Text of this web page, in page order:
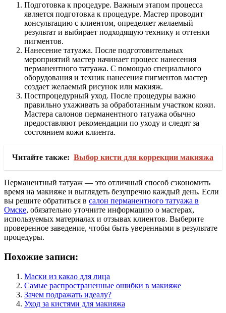
Подготовка к процедуре. Важным этапом процесса
является подготовка к процедуре. Мастер проводит
консультацию с клиентом, определяет желаемый
результат и выбирает подходящую технику и оттенки
пигментов.
Нанесение татуажа. После подготовительных
мероприятий мастер начинает процесс нанесения
перманентного татуажа. С помощью специального
оборудования и техник нанесения пигментов мастер
создает желаемый рисунок или макияж.
Постпроцедурный уход. После процедуры важно
правильно ухаживать за обработанным участком кожи.
Мастера салонов перманентного татуажа обычно
предоставляют рекомендации по уходу и следят за
состоянием кожи клиента.
Читайте также: Выбор кисти для коррекции макияжа
Перманентный татуаж — это отличный способ сэкономить
время на макияже и выглядеть безупречно каждый день. Если
вы решите обратиться в салон перманентного татуажа в
Омске, обязательно уточните информацию о мастерах,
используемых материалах и отзывах клиентов. Выберите
проверенное заведение, чтобы быть уверенными в результате
процедуры.
Похожие записи:
Маски из какао для лица
Самые распространенные ошибки в макияже
Зачем подражать идеалу?
Уход за кистями для макияжа